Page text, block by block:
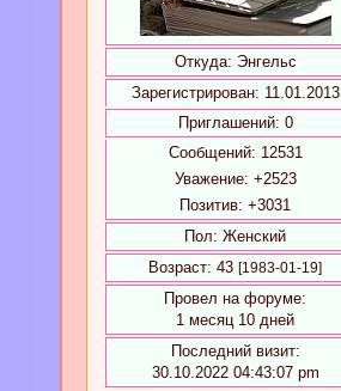
Откуда: Энгельс
Зарегистрирован: 11.01.2013
Приглашений: 0
Сообщений: 12531
Уважение: +2523
Позитив: +3031
Пол: Женский
Возраст: 43 [1983-01-19]
Провел на форуме:
1 месяц 10 дней
Последний визит:
30.10.2022 04:43:07 pm